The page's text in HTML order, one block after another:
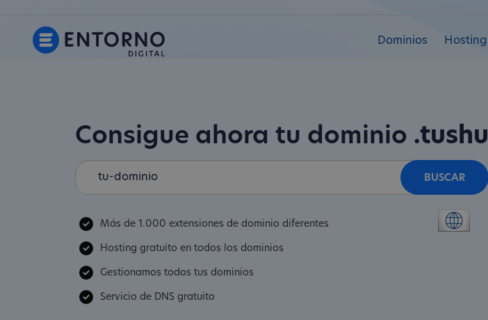
Dominios Hosting
Consigue ahora tu dominio .tushu
BUSCAR
Más de 1.000 extensiones de dominio diferentes
Hosting gratuito en todos los dominios
Gestionamos todos tus dominios
Servicio de DNS gratuito